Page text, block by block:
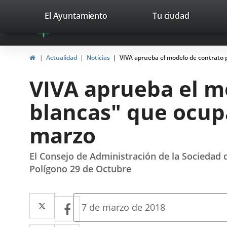
Portal
Web
del
Valladolid
avaTop
valladolid.es
El Ayuntamiento Tu ciudad
HomeActualidad Noticias VIVA aprueba el modelo de
VIVA aprueba el
blancas" que
marzo
El Consejo de Administración de la
Polígono 29 de Octubre
Twitter
Enlace
a
Facebook
Enlace
a
Fecha
7 de marzo de 2018